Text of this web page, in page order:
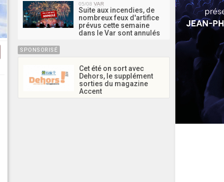
05/08 VAR
Suite aux incendies, de
nombreux feux d'artifice
prévus cette semaine
dans le Var sont annulés
SPONSORISÉ
Cet été on sort avec
Dehors, le supplément
sorties du magazine
Accent